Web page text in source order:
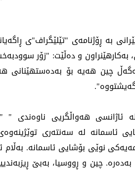
بە ڕۆژنامەی "تێلێگراف"ی
بەکارهێنراون و ده‌ڵێت: "زۆر
چین هه‌یه‌ بۆ بەدەستهێنانی
ئاژانسی هەواڵگریی ناوەندی "
ئاسمانە لە سەنتەری
نوێی بۆشایی ئاسمانه‌. بەڵام
چین و ڕووسیا، بەبێ